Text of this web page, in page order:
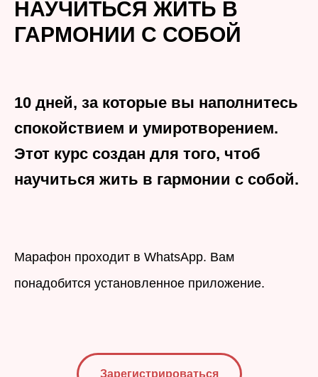
НАУЧИТЬСЯ ЖИТЬ В
ГАРМОНИИ С СОБОЙ
10 дней, за которые вы наполнитесь
спокойствием и умиротворением.
Этот курс создан для того, чтоб
научиться жить в гармонии с собой.
Марафон проходит в WhatsApp. Вам
понадобится установленное приложение.
Зарегистрироваться